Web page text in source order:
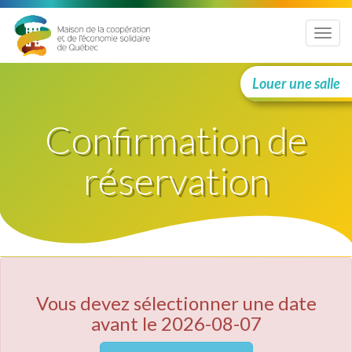
Menu
Louer une salle
Confirmation de
réservation
Vous devez sélectionner une date
avant le 2026-08-07